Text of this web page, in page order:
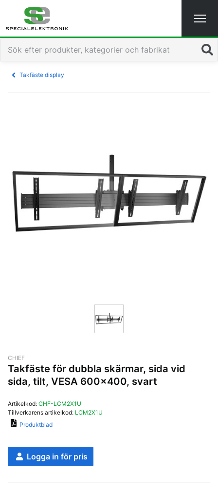
Sök
Takfäste display
CHIEF
Takfäste för dubbla skärmar, sida vid
sida, tilt, VESA 600x400, svart
Artikelkod: CHF-LCM2X1U
Tillverkarens artikelkod: LCM2X1U
Produktblad
Logga in för pris